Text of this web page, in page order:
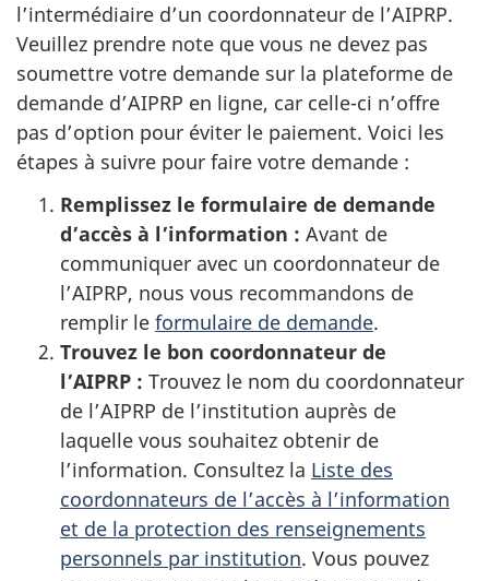
l’intermédiaire d’un coordonnateur de l’AIPRP.
Veuillez prendre note que vous ne devez pas
soumettre votre demande sur la plateforme de
demande d’AIPRP en ligne, car celle-ci n’offre
pas d’option pour éviter le paiement. Voici les
étapes à suivre pour faire votre demande :
Remplissez le formulaire de demande
d’accès à l’information : Avant de
communiquer avec un coordonnateur de
l’AIPRP, nous vous recommandons de
remplir le formulaire de demande.
Trouvez le bon coordonnateur de
l’AIPRP : Trouvez le nom du coordonnateur
de l’AIPRP de l’institution auprès de
laquelle vous souhaitez obtenir de
l’information. Consultez la Liste des
coordonnateurs de l’accès à l’information
et de la protection des renseignements
personnels par institution. Vous pouvez